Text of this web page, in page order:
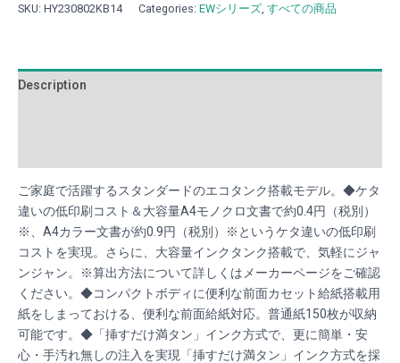
ッ
quantity
SKU: HY230802KB14 Categories: EWシリーズ すべての商品
Description
ご家庭で活躍するスタンダードのエコタンク搭載モデル。◆ケタ
違いの低印刷コスト＆大容量A4モノクロ文書で約0.4円（税別）
※、A4カラー文書が約0.9円（税別）※というケタ違いの低印刷
コストを実現。さらに、大容量インクタンク搭載で、気軽にジャ
ンジャン。※算出方法について詳しくはメーカーページをご確認
ください。◆コンパクトボディに便利な前面カセット給紙搭載用
紙をしまっておける、便利な前面給紙対応。普通紙150枚が収納
可能です。◆「挿すだけ満タン」インク方式で、更に簡単・安
心・手汚れ無しの注入を実現「挿すだけ満タン」インク方式を採